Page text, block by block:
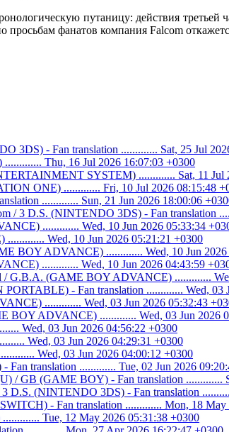
путаницу: действия
фанатов компания Falcom
3DS) - Fan translation ............. Sat, 25 Jul
Thu, 16 Jul 2026 16:07:03 +0300
SYSTEM) ............. Sat, 11 Jul
ONE) ............. Fri, 10 Jul 2026 08:15:48
............. Sun, 21 Jun 2026 18:00:06
/ 3 D.S. (NINTENDO 3DS) - Fan translation
............. Wed, 10 Jun 2026 05:33:34
Wed, 10 Jun 2026 05:21:21 +0300
BOY ADVANCE) ............. Wed, 10 Jun 2026
............. Wed, 10 Jun 2026 04:43:59
/ G.B.A. (GAME BOY ADVANCE) .............
- Fan translation ............. Wed, 03
............. Wed, 03 Jun 2026 05:32:43
BOY ADVANCE) ............. Wed, 03 Jun 2026
Wed, 03 Jun 2026 04:56:22 +0300
Wed, 03 Jun 2026 04:29:31 +0300
Wed, 03 Jun 2026 04:00:12 +0300
Fan translation ............. Tue, 02 Jun 2026
/ GB (GAME BOY) - Fan translation .............
D.S. (NINTENDO 3DS) - Fan translation
- Fan translation ............. Mon, 18 May
Tue, 12 May 2026 05:31:38 +0300